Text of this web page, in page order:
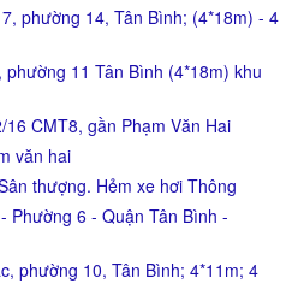
phường 14, Tân Bình; (4*18m) - 4
11 Tân Bình (4*18m) khu
CMT8, gần Phạm Văn Hai
văn hai
thượng. Hẻm xe hơi Thông
Phường 6 - Quận Tân Bình -
phường 10, Tân Bình; 4*11m; 4